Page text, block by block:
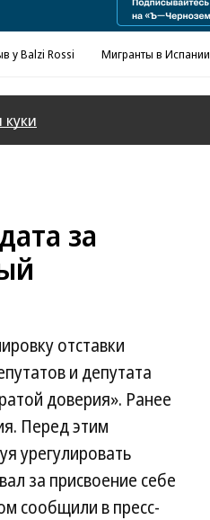
у Balzi Rossi Мигранты в Испании
куки
за
отставки
и депутата
доверия». Ранее
Перед этим
урегулировать
за присвоение себе
сообщили в пресс-